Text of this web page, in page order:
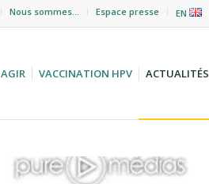
Nous sommes… Espace presse EN
AGIR VACCINATION HPV ACTUALITÉS